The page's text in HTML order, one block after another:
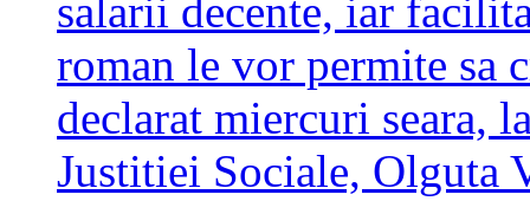
salarii decente, iar
roman le vor permite sa
declarat miercuri seara,
Justitiei Sociale,